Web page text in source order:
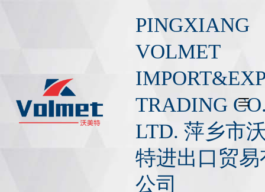
a
PINGXIANG
VOLMET
TRADING
LTD. 萍乡市
特进出口贸易
公司